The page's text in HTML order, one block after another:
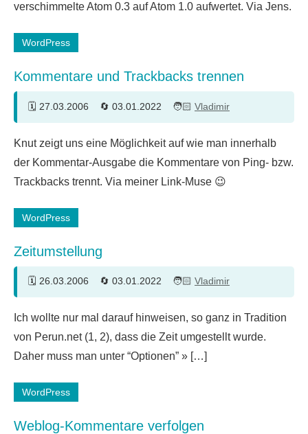
verschimmelte Atom 0.3 auf Atom 1.0 aufwertet. Via Jens.
WordPress
Kommentare und Trackbacks trennen
27.03.2006 03.01.2022 Vladimir
Kommentar
Knut zeigt uns eine Möglichkeit auf wie man innerhalb
der Kommentar-Ausgabe die Kommentare von Ping- bzw.
Trackbacks trennt. Via meiner Link-Muse 😉
WordPress
Zeitumstellung
26.03.2006 03.01.2022 Vladimir
Kommentare
Ich wollte nur mal darauf hinweisen, so ganz in Tradition
von Perun.net (1, 2), dass die Zeit umgestellt wurde.
Daher muss man unter “Optionen” » […]
WordPress
Weblog-Kommentare verfolgen